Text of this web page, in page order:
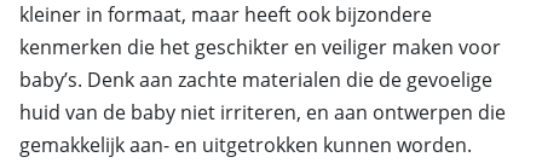
kleiner in formaat, maar heeft ook bijzondere
kenmerken die het geschikter en veiliger maken voor
baby’s. Denk aan zachte materialen die de gevoelige
huid van de baby niet irriteren, en aan ontwerpen die
gemakkelijk aan- en uitgetrokken kunnen worden.